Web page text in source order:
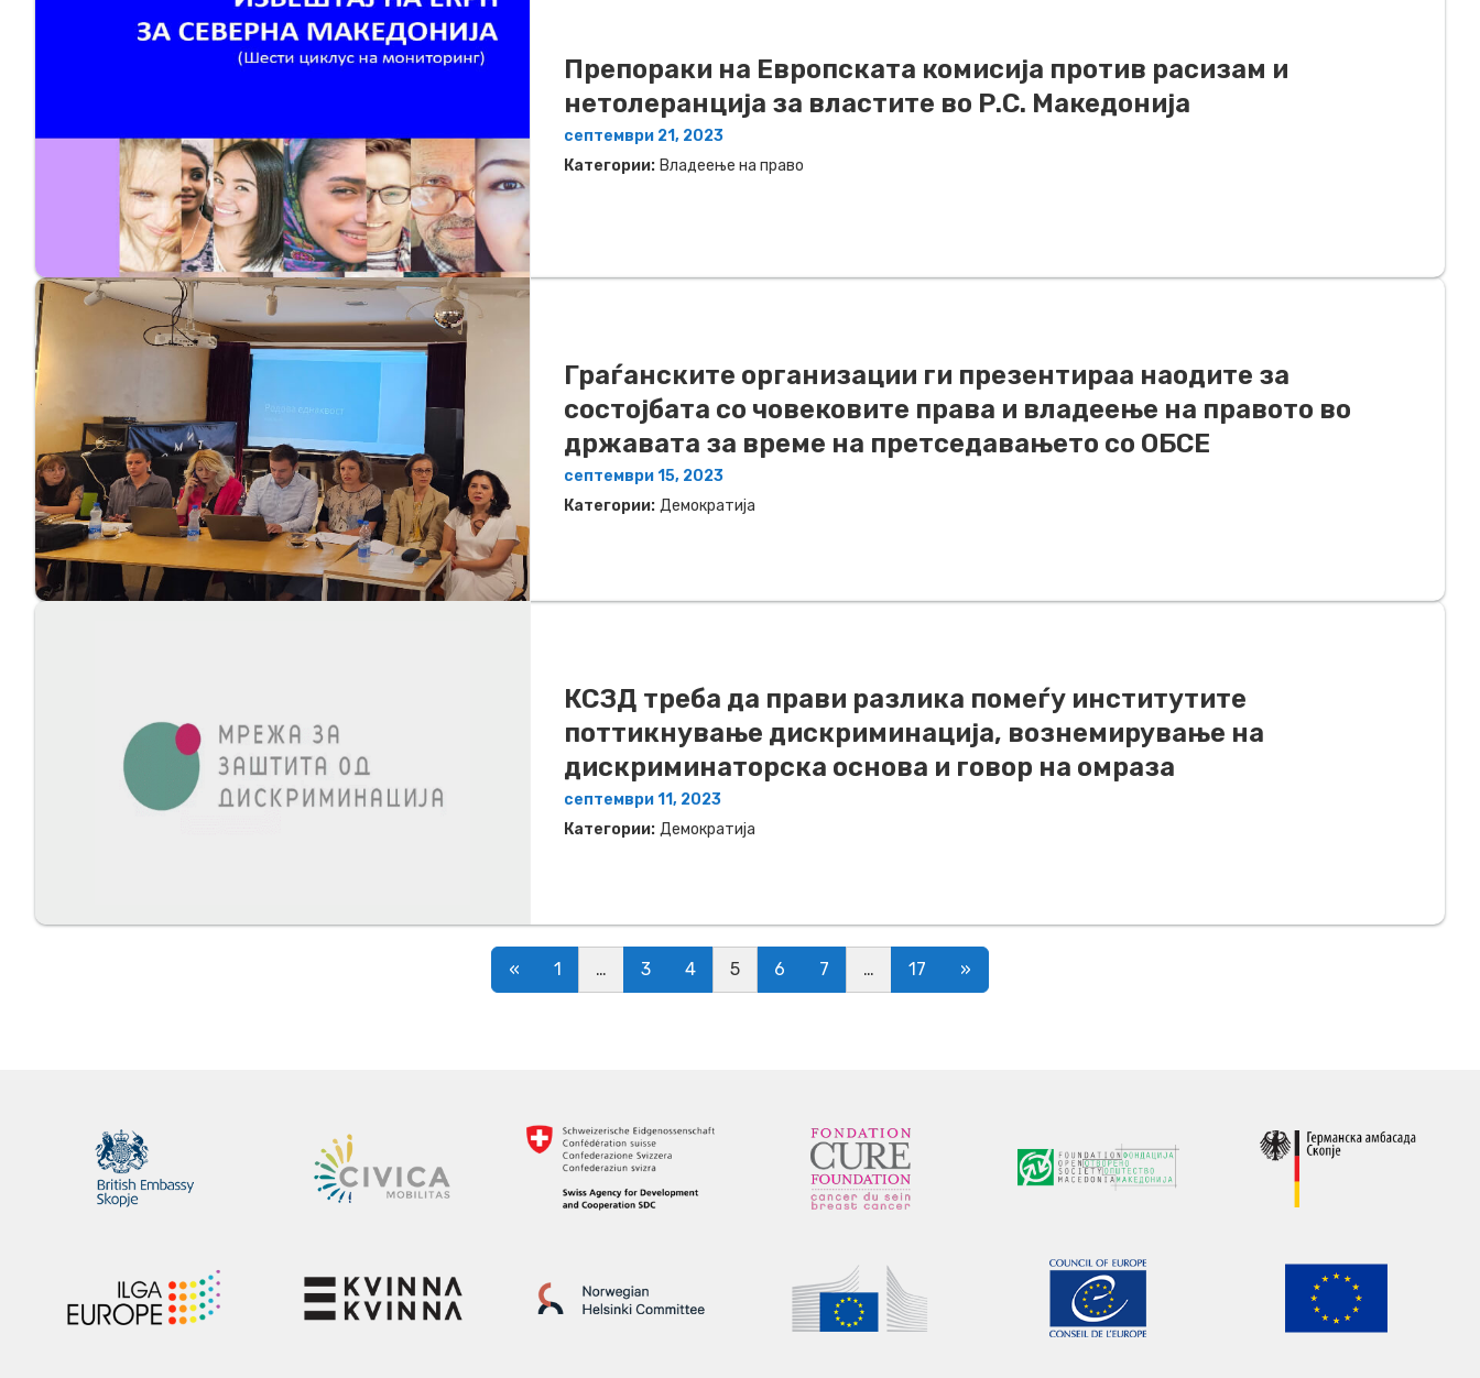
Препораки на Европската комисија против расизам и
нетолеранција за властите во Р.С. Македонија
септември 21, 2023
Категории: Владеење на право
Граѓанските организации ги презентираа наодите за
состојбата со човековите права и владеење на правото во
државата за време на претседавањето со ОБСЕ
септември 15, 2023
Категории: Демократија
КСЗД треба да прави разлика помеѓу институтите
поттикнување дискриминација, вознемирување на
дискриминаторска основа и говор на омраза
септември 11, 2023
Категории: Демократија
Posts navigation
« 1 … 3 4 5 6 7 … 17 »